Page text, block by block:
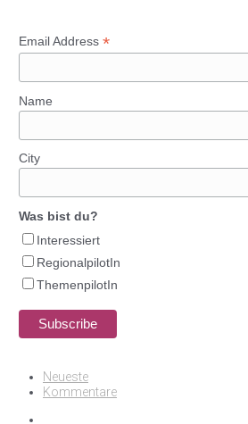
Email Address *
Name
City
Was bist du?
Interessiert
RegionalpilotIn
ThemenpilotIn
Neueste
Kommentare